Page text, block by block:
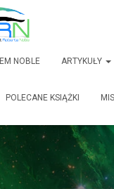
NOBLE ARTYKUŁY
POLECANE KSIĄŻKI